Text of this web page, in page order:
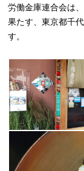
労働金庫連合会は
果たす、東京都千
す。